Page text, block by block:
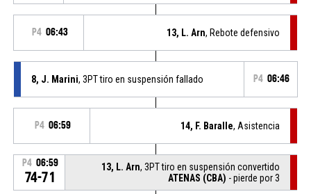
P4 06:43 13, L. Arn, Rebote defensivo
8, J. Marini, 3PT tiro en suspensión fallado P4 06:46
P4 06:59 14, F. Baralle, Asistencia
P4 06:59
74-71
13, L. Arn, 3PT tiro en suspensión convertido
ATENAS (CBA) - pierde por 3